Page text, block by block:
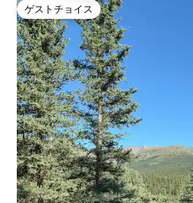
ゲストチョイス
ゲストチョイス